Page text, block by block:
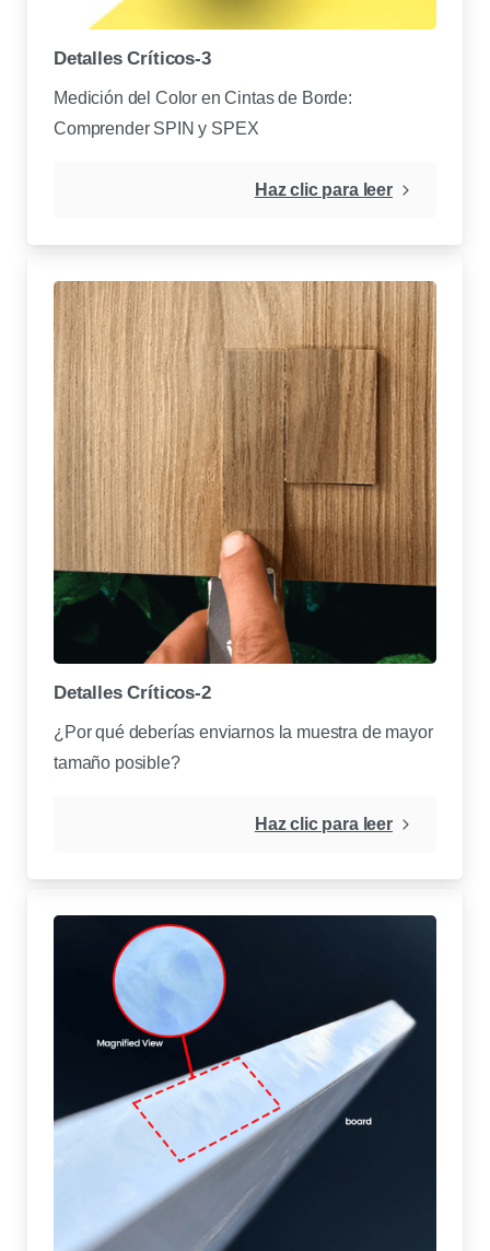
Detalles Críticos-3
Medición del Color en Cintas de Borde:
Comprender SPIN y SPEX
Haz clic para leer
Detalles Críticos-2
¿Por qué deberías enviarnos la muestra de mayor
tamaño posible?
Haz clic para leer